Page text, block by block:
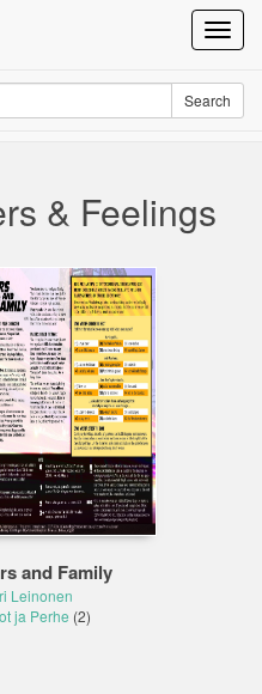
Search
& Feelings
and Family
Leinonen
ja Perhe (2)